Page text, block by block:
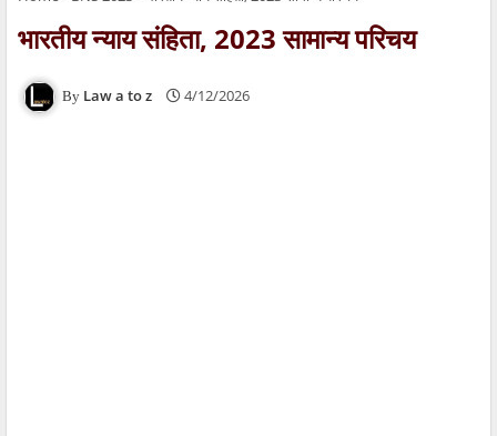
भारतीय न्याय संहिता, 2023 सामान्य परिचय
Law a to z 4/12/2026